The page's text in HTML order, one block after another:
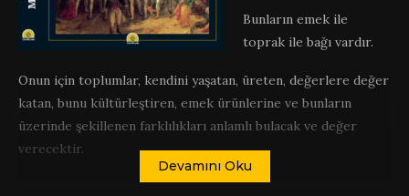
Bunların emek ile
toprak ile bağı vardır.
Onun için toplumlar, kendini yaşatan, üreten, değerlere değer
katan, bunu kültürleştiren, emek ürünlerine ve bunların
üzerinde şekillenen farklılıkları anlamlı bulacak ve değer
verecektir.
Bu anlam ve değeri milliyetçilik ile ilintilendirmek
Devamını Oku